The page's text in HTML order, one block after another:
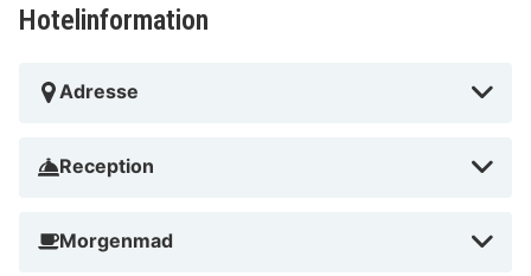
Hotelinformation
Adresse
Reception
Morgenmad